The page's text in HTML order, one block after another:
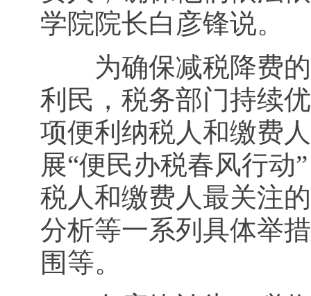
学院院长白彦锋说。
为确保减税降费的“
利民，税务部门持续
项便利纳税人和缴费
展“便民办税春风行动
税人和缴费人最关注
分析等一系列具体举
围等。